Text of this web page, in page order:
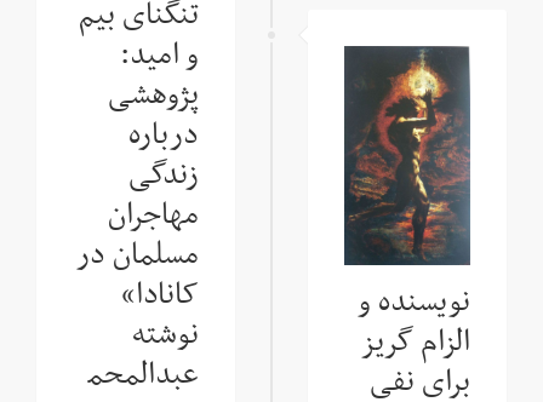
تنگنای بیم
و امید:
پژوهشی
درباره
زندگی
مهاجران
مسلمان در
کانادا»
نوشته
عبدالمحم
نویسنده و
الزام گریز
برای نفی